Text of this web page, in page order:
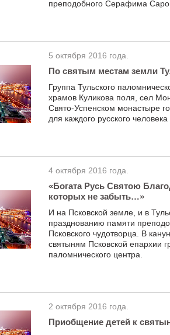
преподобного Серафима
5 октября 2016 года.
По святым местам земли
Группа Тульского
храмов Куликова поля, сел
Свято-Успенском монастыре
для каждого русского
4 октября 2016 года.
«Богата Русь Святою
которых не забыть…»
И на Псковской земле, и в
празднованию памяти
Псковского чудотворца. В
святыням Псковской епархии
паломнического центра.
2 октября 2016 года.
Приобщение детей к